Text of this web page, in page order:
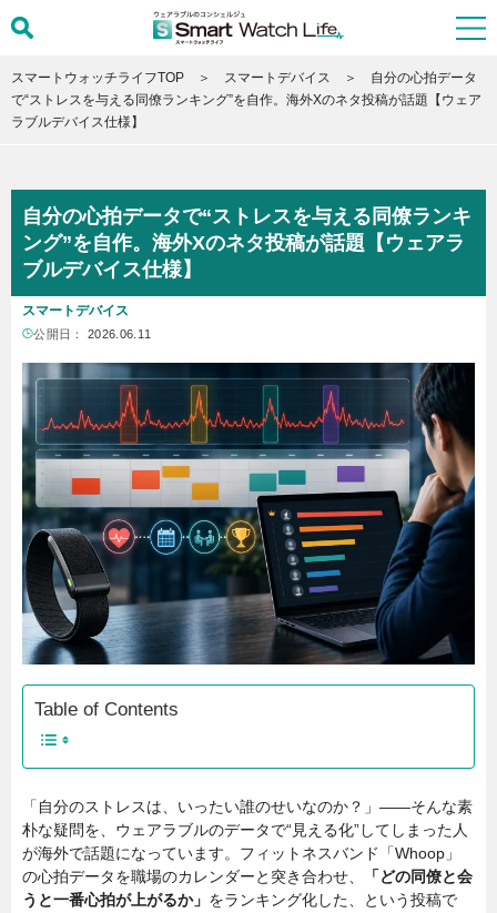
スマートウォッチライフTOP スマートデバイス
自分の心拍データ
で“ストレスを与える同僚ランキング”を自作。海外Xのネタ投稿が話題【ウェア
ラブルデバイス仕様】
自分の心拍データで“ストレスを与える同僚ランキ
ング”を自作。海外Xのネタ投稿が話題【ウェアラ
ブルデバイス仕様】
スマートデバイス
公開日： 2026.06.11
Table of Contents
「自分のストレスは、いったい誰のせいなのか？」——そんな素
朴な疑問を、ウェアラブルのデータで“見える化”してしまった人
が海外で話題になっています。フィットネスバンド「Whoop」
の心拍データを職場のカレンダーと突き合わせ、
「どの同僚と会
うと一番心拍が上がるか」 をランキング化した、という投稿で